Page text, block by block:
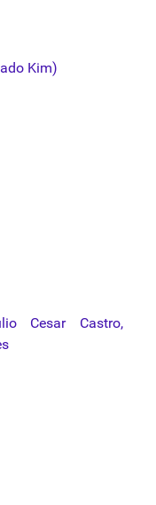
Kim)
Cesar Castro,